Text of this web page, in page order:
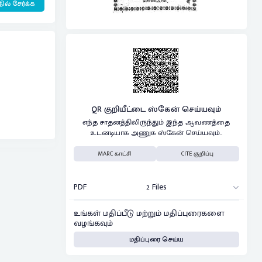
சேர்க்க
QR குறியீட்டை ஸ்கேன் செய்யவும்
எந்த சாதனத்திலிருந்தும் இந்த ஆவணத்தை
உடனடியாக அணுக ஸ்கேன் செய்யவும்..
MARC காட்சி CITE குறிப்பு
PDF 2 Files
உங்கள் மதிப்பீடு மற்றும் மதிப்புரைகளை
வழங்கவும்
மதிப்புரை செய்ய